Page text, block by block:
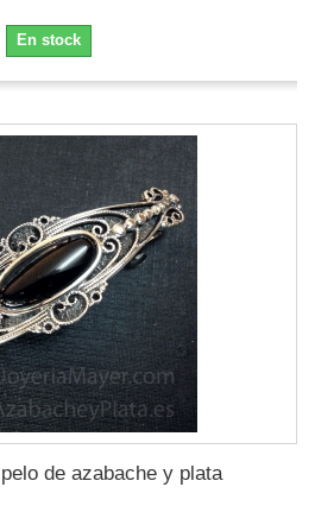
En stock
de azabache y plata